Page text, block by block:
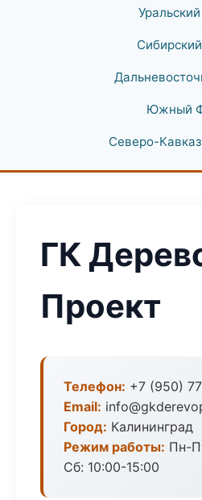
Южный
Северо-
ГК
Проект
Телефон: +7 (950)
Email:
Город: Калининград
Режим работы: Пн-
Сб: 10:00-15:00